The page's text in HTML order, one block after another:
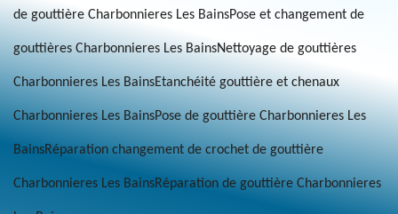
de gouttière Charbonnieres Les BainsPose et changement de
gouttières Charbonnieres Les BainsNettoyage de gouttières
Charbonnieres Les BainsEtanchéité gouttière et chenaux
Charbonnieres Les BainsPose de gouttière Charbonnieres Les
BainsRéparation changement de crochet de gouttière
Charbonnieres Les BainsRéparation de gouttière Charbonnieres